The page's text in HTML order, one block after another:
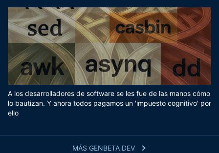
MÁS GENBETA DEV
A los desarrolladores de software se les fue de las manos cómo
lo bautizan. Y ahora todos pagamos un 'impuesto cognitivo' por
ello